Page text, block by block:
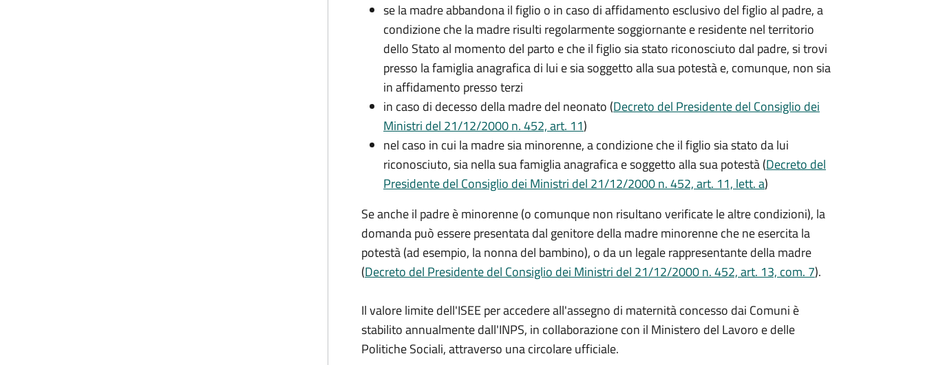
se la madre abbandona il figlio o in caso di affidamento esclusivo del figlio al padre, a
condizione che la madre risulti regolarmente soggiornante e residente nel territorio
dello Stato al momento del parto e che il figlio sia stato riconosciuto dal padre, si trovi
presso la famiglia anagrafica di lui e sia soggetto alla sua potestà e, comunque, non sia
in affidamento presso terzi
in caso di decesso della madre del neonato (Decreto del Presidente del Consiglio dei
Ministri del 21/12/2000 n. 452, art. 11)
nel caso in cui la madre sia minorenne, a condizione che il figlio sia stato da lui
riconosciuto, sia nella sua famiglia anagrafica e soggetto alla sua potestà (Decreto del
Presidente del Consiglio dei Ministri del 21/12/2000 n. 452, art. 11, lett. a)
Se anche il padre è minorenne (o comunque non risultano verificate le altre condizioni), la
domanda può essere presentata dal genitore della madre minorenne che ne esercita la
potestà (ad esempio, la nonna del bambino), o da un legale rappresentante della madre
(Decreto del Presidente del Consiglio dei Ministri del 21/12/2000 n. 452, art. 13, com. 7).
Il valore limite dell'ISEE per accedere all'assegno di maternità concesso dai Comuni è
stabilito annualmente dall'INPS, in collaborazione con il Ministero del Lavoro e delle
Politiche Sociali, attraverso una circolare ufficiale.